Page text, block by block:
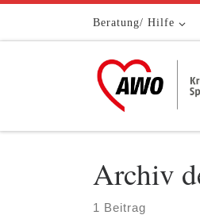
Zum Inhalt springenBeratung/ Hilfe
Archiv
1 Beitrag